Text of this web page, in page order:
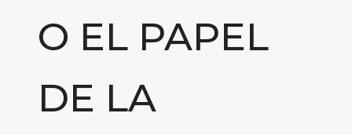
O EL PAPEL
DE LA